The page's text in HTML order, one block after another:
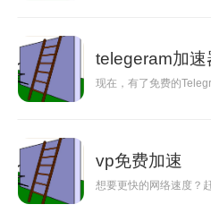
telegeram加速
现在，有了免费的
vp免费加速
想要更快的网络速度？